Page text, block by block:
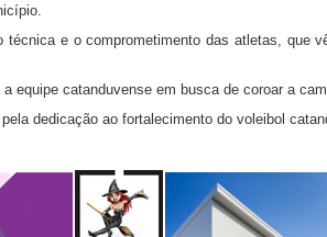
e o comprometimento das atletas, que
equipe catanduvense em busca de coroar a
dedicação ao fortalecimento do voleibol